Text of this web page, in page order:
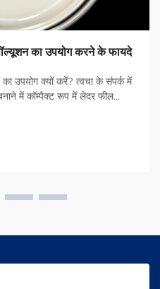
का उपयोग करने के फायदे
का उपयोग क्यों करें? त्वचा के संपर्क में
में कॉम्पैक्ट रूप में लेदर फील
वाले चमड़े से जोड़ते हैं...